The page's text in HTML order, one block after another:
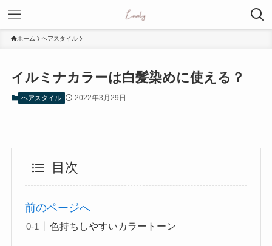
ホーム ヘアスタイル
イルミナカラーは白髪染めに使える？
ヘアスタイル 2022年3月29日
目次
前のページへ
色持ちしやすいカラートーン